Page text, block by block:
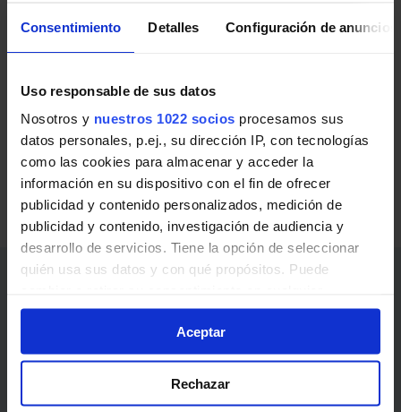
Consentimiento Detalles Configuración de anuncios
Uso responsable de sus datos
Nosotros y nuestros 1022 socios procesamos sus
datos personales, p.ej., su dirección IP, con tecnologías
como las cookies para almacenar y acceder la
información en su dispositivo con el fin de ofrecer
publicidad y contenido personalizados, medición de
publicidad y contenido, investigación de audiencia y
desarrollo de servicios. Tiene la opción de seleccionar
quién usa sus datos y con qué propósitos. Puede
momento desde la Declaración de cookies o clicando en
el Menú de consentimiento.
Si lo permite, también quisiéramos:
Recopilar información sobre su ubicación
Aceptar
Rechazar
Líneas de RENFE Cercanías de Valencia en Navajas:
C-5
València Nord - Caudiel
Valencia - Puçol - Sagunto - Gilet - Estivella - Algimia
de Alfara - Soneja - Segorbe - Navajas - Viver - Jérica
- Caudiel
Abonos, billetes y precios
Noticias y avisos
¿Cómo ir?